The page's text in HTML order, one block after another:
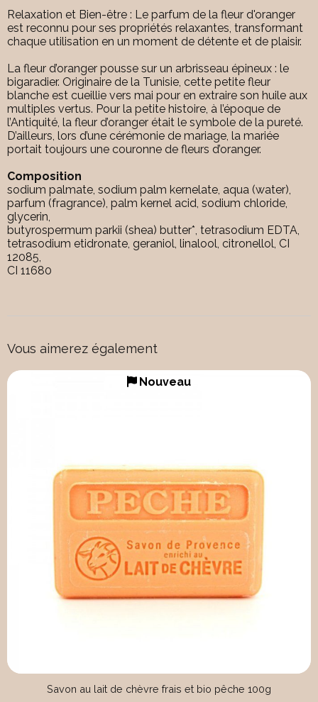
Relaxation et Bien-être : Le parfum de la fleur d'oranger
est reconnu pour ses propriétés relaxantes, transformant
chaque utilisation en un moment de détente et de plaisir.
La fleur d’oranger pousse sur un arbrisseau épineux : le
bigaradier. Originaire de la Tunisie, cette petite fleur
blanche est cueillie vers mai pour en extraire son huile aux
multiples vertus. Pour la petite histoire, à l’époque de
l’Antiquité, la fleur d’oranger était le symbole de la pureté.
D’ailleurs, lors d’une cérémonie de mariage, la mariée
portait toujours une couronne de fleurs d’oranger.
Composition
sodium palmate, sodium palm kernelate, aqua (water),
parfum (fragrance), palm kernel acid, sodium chloride,
glycerin,
butyrospermum parkii (shea) butter*, tetrasodium EDTA,
tetrasodium etidronate, geraniol, linalool, citronellol, CI
12085,
CI 11680
Vous aimerez également
Savon au lait de chèvre frais et bio pêche 100g
Nouveau